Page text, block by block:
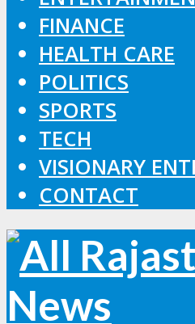
FINANCE
HEALTH CARE
POLITICS
SPORTS
TECH
VISIONARY
CONTACT